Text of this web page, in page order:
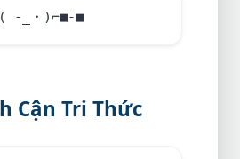
( -_・)⌐■-■
Cận Tri Thức